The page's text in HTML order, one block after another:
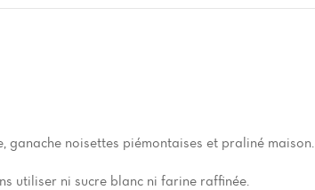
ganache noisettes piémontaises et praliné maison.
utiliser ni sucre blanc ni farine raffinée.